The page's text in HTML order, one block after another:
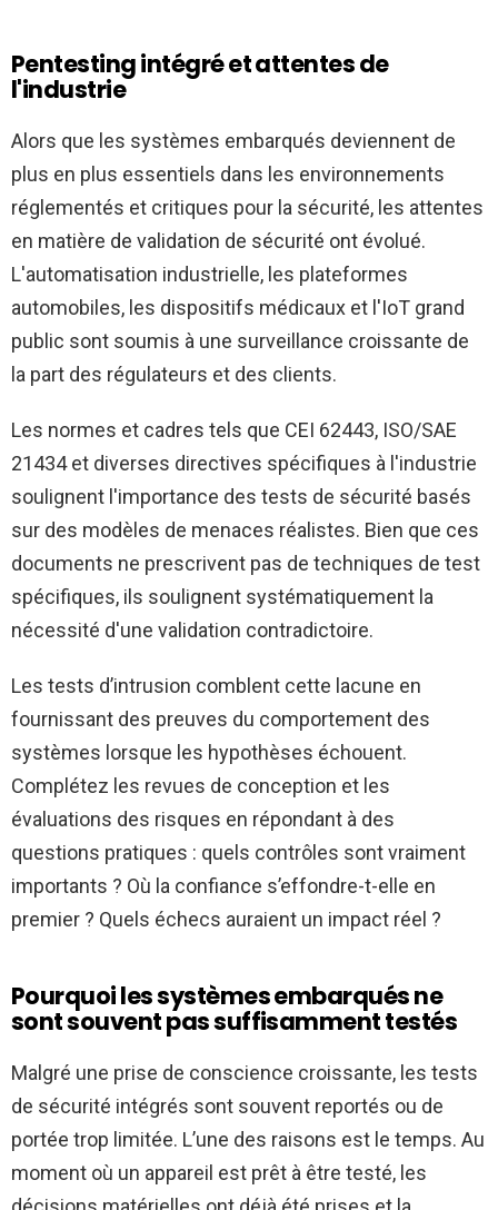
Pentesting intégré et attentes de
l'industrie
Alors que les systèmes embarqués deviennent de
plus en plus essentiels dans les environnements
réglementés et critiques pour la sécurité, les attentes
en matière de validation de sécurité ont évolué.
L'automatisation industrielle, les plateformes
automobiles, les dispositifs médicaux et l'IoT grand
public sont soumis à une surveillance croissante de
la part des régulateurs et des clients.
Les normes et cadres tels que CEI 62443, ISO/SAE
21434 et diverses directives spécifiques à l'industrie
soulignent l'importance des tests de sécurité basés
sur des modèles de menaces réalistes. Bien que ces
documents ne prescrivent pas de techniques de test
spécifiques, ils soulignent systématiquement la
nécessité d'une validation contradictoire.
Les tests d’intrusion comblent cette lacune en
fournissant des preuves du comportement des
systèmes lorsque les hypothèses échouent.
Complétez les revues de conception et les
évaluations des risques en répondant à des
questions pratiques : quels contrôles sont vraiment
importants ? Où la confiance s’effondre-t-elle en
premier ? Quels échecs auraient un impact réel ?
Pourquoi les systèmes embarqués ne
sont souvent pas suffisamment testés
Malgré une prise de conscience croissante, les tests
de sécurité intégrés sont souvent reportés ou de
portée trop limitée. L’une des raisons est le temps. Au
moment où un appareil est prêt à être testé, les